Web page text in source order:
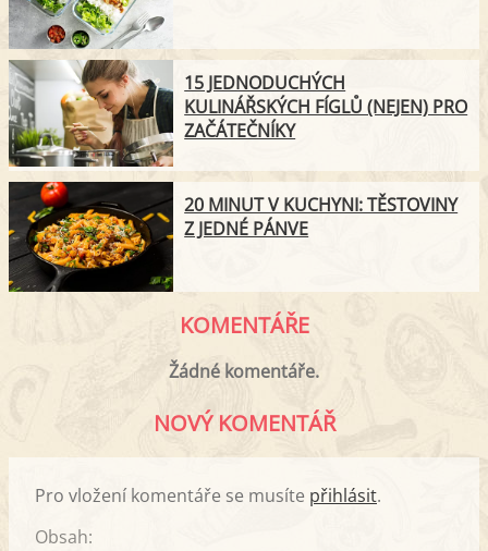
15 JEDNODUCHÝCH
KULINÁŘSKÝCH FÍGLŮ (NEJEN) PRO
ZAČÁTEČNÍKY
20 MINUT V KUCHYNI: TĚSTOVINY
Z JEDNÉ PÁNVE
KOMENTÁŘE
Žádné komentáře.
NOVÝ KOMENTÁŘ
Pro vložení komentáře se musíte přihlásit.
Obsah: